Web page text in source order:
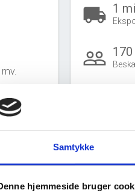
Samtykke
hjemmeside bruger
local_shipping 1
people_outline 170
Gå til